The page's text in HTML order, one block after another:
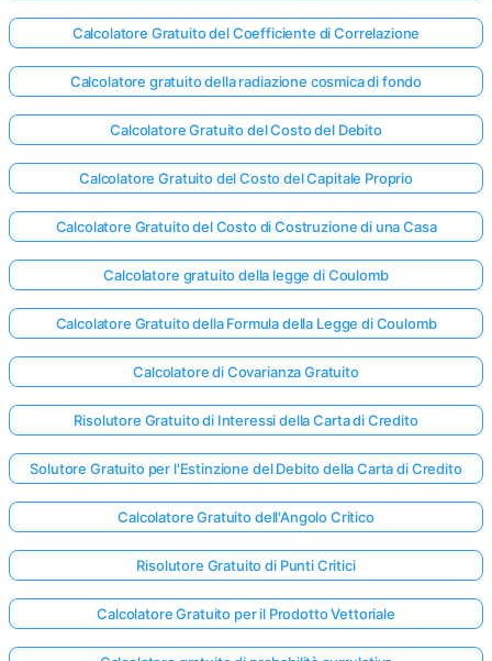
Calcolatore Gratuito del Coefficiente di Correlazione
Calcolatore gratuito della radiazione cosmica di fondo
Calcolatore Gratuito del Costo del Debito
Calcolatore Gratuito del Costo del Capitale Proprio
Calcolatore Gratuito del Costo di Costruzione di una Casa
Calcolatore gratuito della legge di Coulomb
Calcolatore Gratuito della Formula della Legge di Coulomb
Calcolatore di Covarianza Gratuito
Risolutore Gratuito di Interessi della Carta di Credito
Solutore Gratuito per l'Estinzione del Debito della Carta di Credito
Calcolatore Gratuito dell'Angolo Critico
Risolutore Gratuito di Punti Critici
Calcolatore Gratuito per il Prodotto Vettoriale